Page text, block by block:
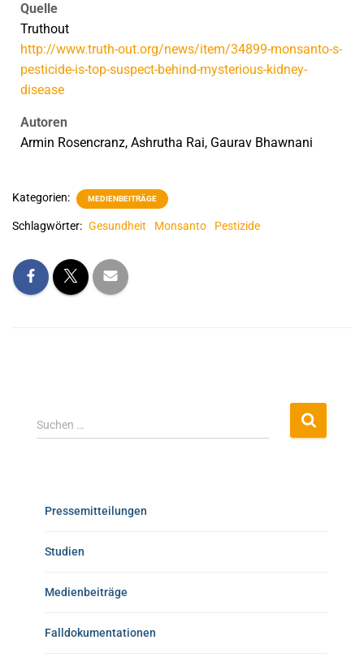
Quelle
Truthout
http://www.truth-out.org/news/item/34899-monsanto-s-
pesticide-is-top-suspect-behind-mysterious-kidney-
disease
Autoren
Armin Rosencranz, Ashrutha Rai, Gaurav Bhawnani
Kategorien: MEDIENBEITRÄGE
Schlagwörter: Gesundheit Monsanto Pestizide
Suchen …
Pressemitteilungen
Studien
Medienbeiträge
Falldokumentationen